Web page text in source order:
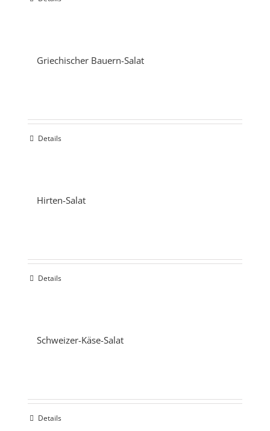
Griechischer Bauern-Salat
Details
Hirten-Salat
Details
Schweizer-Käse-Salat
Details